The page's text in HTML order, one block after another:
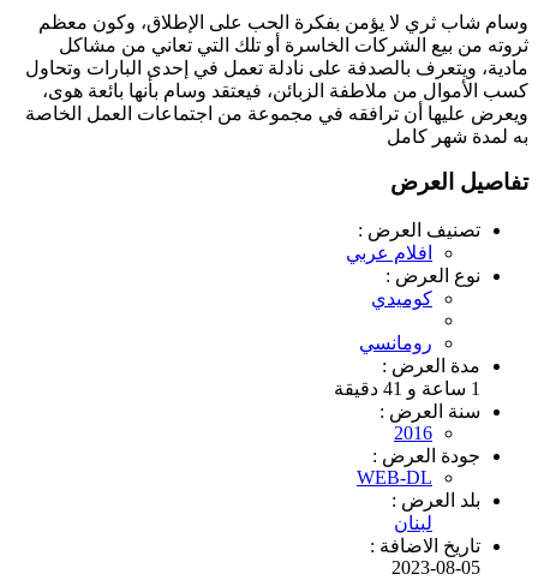
وسام شاب ثري لا يؤمن بفكرة الحب على اﻹطلاق، وكون معظم
ثروته من بيع الشركات الخاسرة أو تلك التي تعاني من مشاكل
مادية، ويتعرف بالصدفة على نادلة تعمل في إحدى البارات وتحاول
كسب اﻷموال من ملاطفة الزبائن، فيعتقد وسام بأنها بائعة هوى،
ويعرض عليها أن ترافقه في مجموعة من اجتماعات العمل الخاصة
به لمدة شهر كامل
تفاصيل العرض
تصنيف العرض :
افلام عربي
نوع العرض :
كوميدي
رومانسي
مدة العرض :
1 ساعة و 41 دقيقة
سنة العرض :
2016
جودة العرض :
WEB-DL
بلد العرض :
لبنان
تاريخ الاضافة :
2023-08-05